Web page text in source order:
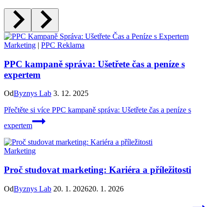
Marketing | PPC Reklama
PPC kampaně správa: Ušetřete čas a peníze s
expertem
OdByznys Lab 3. 12. 2025
Přečtěte si více PPC kampaně správa: Ušetřete čas a peníze s
expertem
Marketing
Proč studovat marketing: Kariéra a příležitosti
OdByznys Lab 20. 1. 202620. 1. 2026